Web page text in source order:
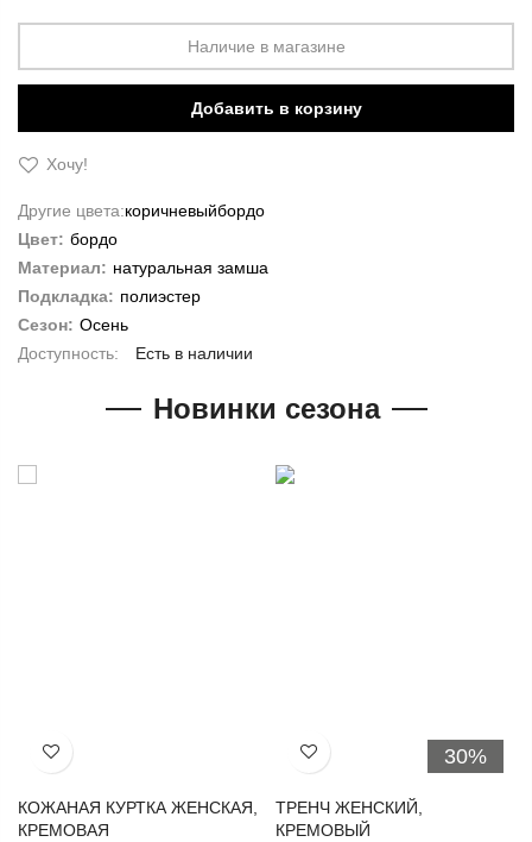
Наличие в магазине
Добавить в корзину
Хочу!
Другие цвета:коричневыйбордо
Цвет: бордо
Материал: натуральная замша
Подкладка: полиэстер
Сезон: Осень
Есть в наличии
Новинки сезона
Хочу!
КОЖАНАЯ КУРТКА ЖЕНСКАЯ,
КРЕМОВАЯ
30%
Хочу!
ТРЕНЧ ЖЕНСКИЙ,
КРЕМОВЫЙ